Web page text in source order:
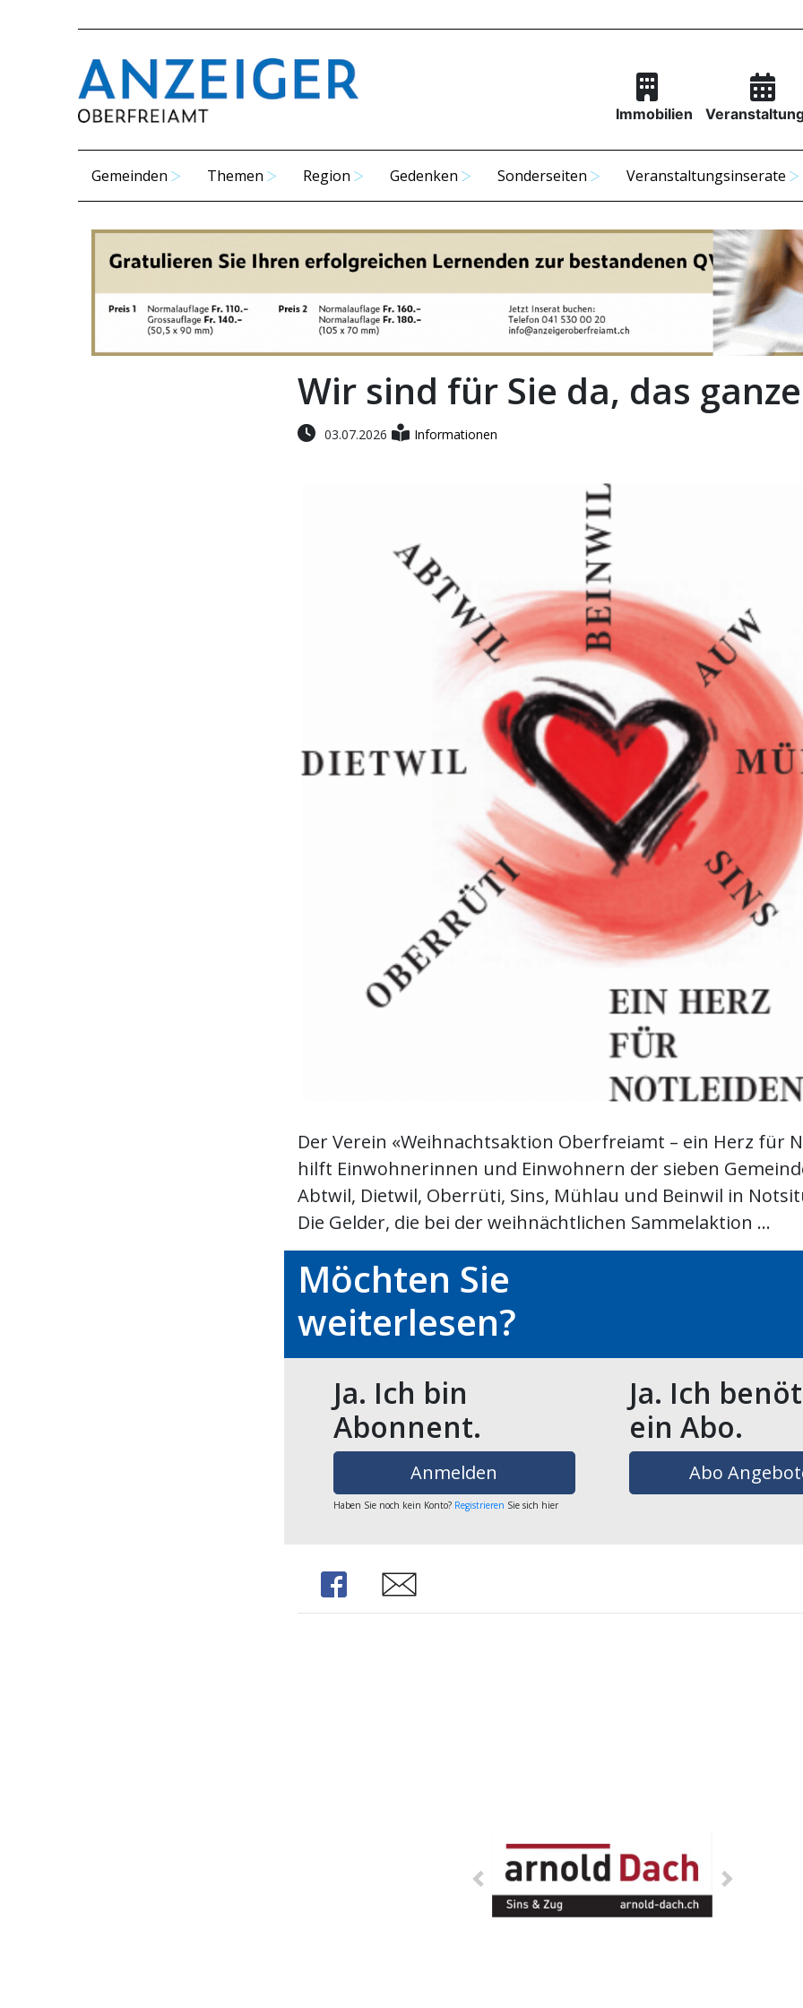
Immobilien
Gemeinden Themen Region Gedenken Sonderseiten Veranstaltungsinserate
Wir sind für Sie da, das
03.07.2026 Informationen
Der Verein «Weihnachtsaktion Oberfreiamt – ein Herz für
hilft Einwohnerinnen und Einwohnern der sieben
Abtwil, Dietwil, Oberrüti, Sins, Mühlau und Beinwil in
Die Gelder, die bei der weihnächtlichen Sammelaktion ...
Möchten Sie
weiterlesen?
Ja. Ich bin
Abonnent.
Anmelden
Haben Sie noch kein Konto?Registrieren Sie sich hier
Ja. Ich
ein Abo.
Abo
Share Share